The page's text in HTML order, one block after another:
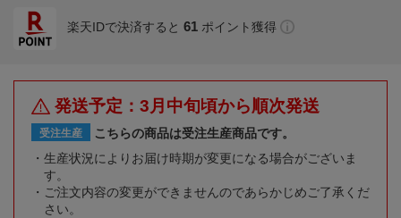
楽天IDで決済すると 61 ポイント獲得
発送予定：3月中旬頃から順次発送
受注生産
こちらの商品は受注生産商品です。
生産状況によりお届け時期が変更になる場合がございま
す。
ご注文内容の変更ができませんのであらかじめご了承くだ
さい。